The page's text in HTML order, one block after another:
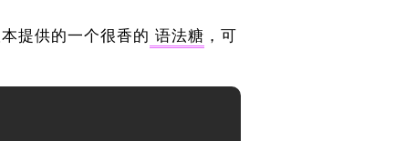
提供的一个很香的 语法糖 ，可